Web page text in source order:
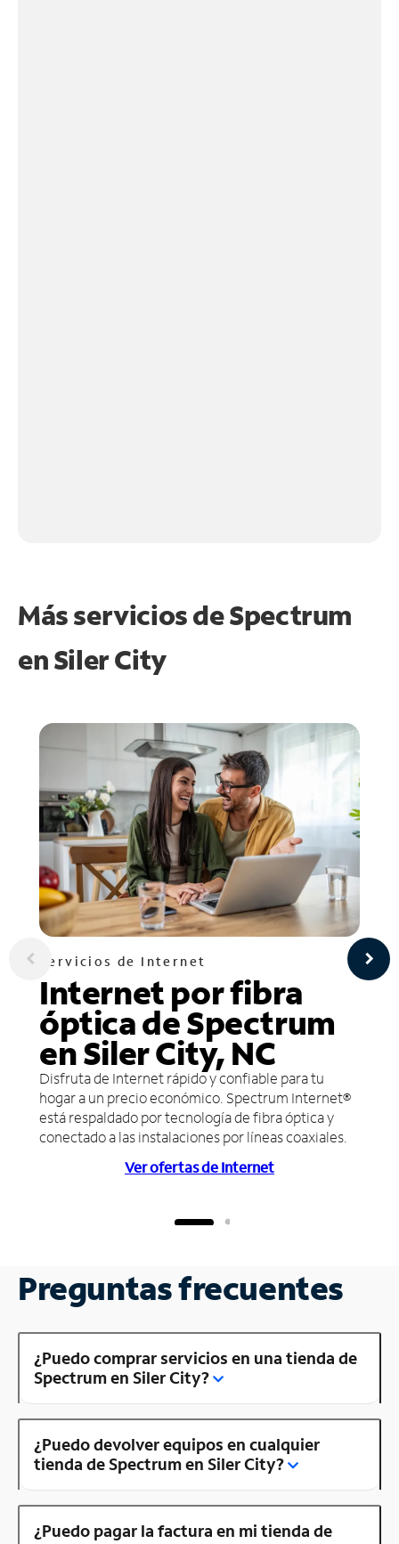
Más servicios de Spectrum
enSiler City
Servicios de Internet
Internet por fibra
óptica de Spectrum
en Siler City, NC
Disfruta de Internet rápido y confiable para tu
hogar a un precio económico. Spectrum Internet®
está respaldado por tecnología de fibra óptica y
conectado a las instalaciones por líneas coaxiales.
Ver ofertas de Internet
Preguntas frecuentes
¿Puedo comprar servicios en una tienda de
Spectrum en Siler City?
¿Puedo devolver equipos en cualquier
tienda de Spectrum en Siler City?
¿Puedo pagar la factura en mi tienda de